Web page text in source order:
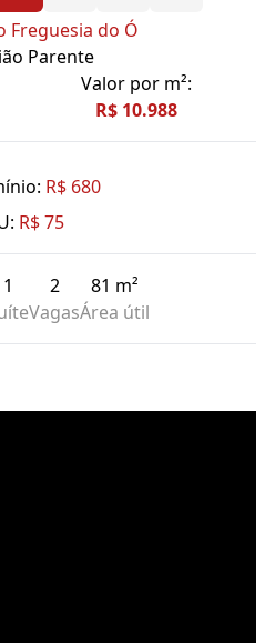
Freguesia do Ó
Parente
Valor por m²:
R$ 10.988
R$ 680
R$ 75
1
2
Vagas
81 m²
Área útil